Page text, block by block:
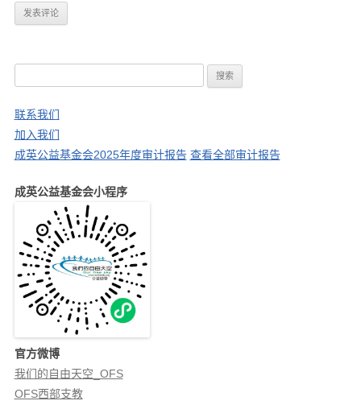
：
联系我们
加入我们
成英公益基金会2025年度审计报告 查看全部审计报告
成英公益基金会小程序
官方微博
我们的自由天空_OFS
OFS西部支教